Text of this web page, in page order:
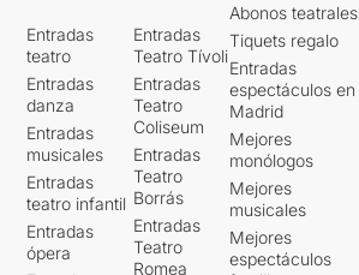
Entradas
teatro
Entradas
danza
Entradas
musicales
Entradas
teatro infantil
Entradas
ópera
Entradas
Teatro Tívoli
Entradas
Teatro
Coliseum
Entradas
Teatro
Borrás
Entradas
Teatro
Romea
Abonos teatrales
Tiquets regalo
Entradas
espectáculos en
Madrid
Mejores
monólogos
Mejores
musicales
Mejores
espectáculos